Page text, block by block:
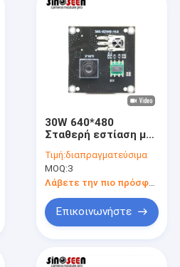
30W 640*480
Σταθερή εστίαση με
αισθητήρα CMOS
διεπαφή USB 30FPS
για εξοπλισμό
τηλεφώνου
τηλεδιάσκεψης
Τιμή:διαπραγματεύσιμα
MOQ:3
Επικοινωνήστε